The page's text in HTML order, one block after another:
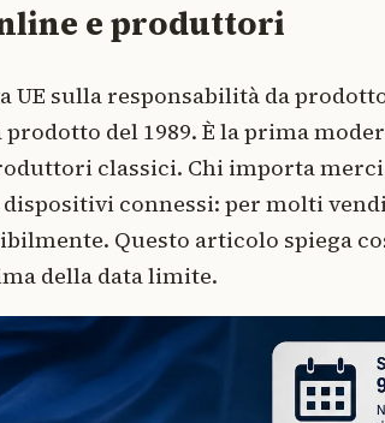
e produttori
UE sulla responsabilità da
del 1989. È la prima
classici. Chi importa
connessi: per molti
Questo articolo spiega
della data limite.